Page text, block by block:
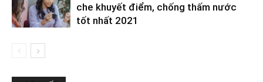
che khuyết điểm, chống thấm nước
tốt nhất 2021